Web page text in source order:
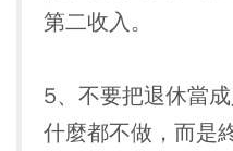
第二收入。
5、不要把退休當成
什麼都不做，而是